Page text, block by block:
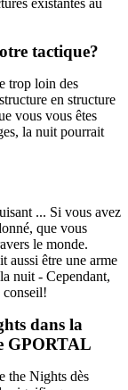
tactique?
trop loin des
en structure
vous vous êtes
la nuit pourrait
... Si vous avez
que vous
le monde.
aussi être une arme
nuit - Cependant,
conseil!
dans la
GPORTAL
the Nights dès